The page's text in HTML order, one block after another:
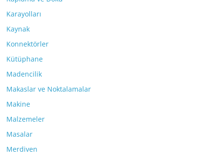
Karayolları
Kaynak
Konnektörler
Kütüphane
Madencilik
Makaslar ve Noktalamalar
Makine
Malzemeler
Masalar
Merdiven